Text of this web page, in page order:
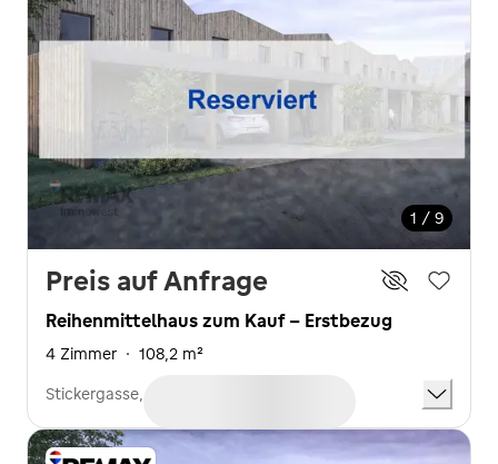
1 / 9
Preis auf Anfrage
Reihenmittelhaus zum Kauf - Erstbezug
4 Zimmer · 108,2 m²
Stickergasse, Wolfurt (6922)